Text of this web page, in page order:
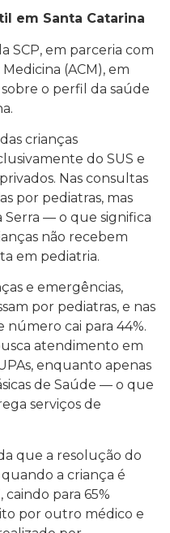
em Santa Catarina
SCP, em parceria com
(ACM), em
o perfil da saúde
crianças
do SUS e
Nas consultas
por pediatras, mas
Serra — o que significa
não recebem
em pediatria.
e emergências,
por pediatras, e nas
número cai para 44%.
atendimento em
enquanto apenas
de Saúde — o que
serviços de
que a resolução do
a criança é
para 65%
por outro médico e